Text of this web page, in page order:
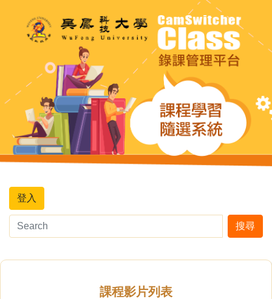
登入
搜尋
課程影片列表